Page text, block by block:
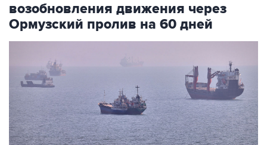
возобновления движения через
Ормузский пролив на 60 дней